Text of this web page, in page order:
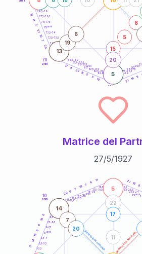
60
70
anni
56-57,5
57,5-58,5
58,5-59
61-62,5
62,5-63,5
63,5-64
66-67,5
67,5-68,5
68,5-69
71-72,5
72,5-73,5
73,5-74
76-77,5
77,5-78,5
78,5-79
9
16
21
10
5
5
18
22
4
17
20
7
10
21
5
11
19
5
13 15
5
8
20
19
6
55anni
65anni
75anni
Matrice del
27/5/1927
generazione maschile generazione femminile
10
anni
1-2,5
2,5-3,5
3,5-4
6-7,5
7,5-8,5
8,5-9
11-12,5
12,5-13,5
13,5-14
16-17,5
17,5-18,5
18,5-19 21-22,5
22,5-23,5
23,5-24
5
14
19
5
6
19
6
20
6
7
19 7
6
11 21
16
9
5
14
22
17
11
7
20
5anni
15 anni 25anni